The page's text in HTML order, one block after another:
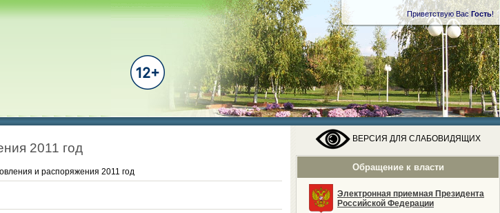
Приветствую Вас Гость!
ВЕРСИЯ ДЛЯ СЛАБОВИДЯЩИХ
Обращение к власти
Электронная приемная Президента
Российской Федерации
2011 год
и распоряжения 2011 год